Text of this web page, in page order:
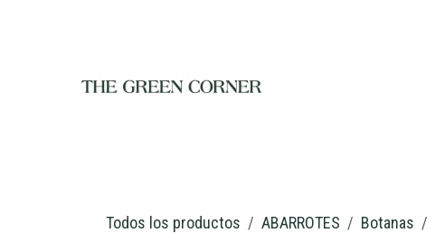
Todos los productos ABARROTES Botanas